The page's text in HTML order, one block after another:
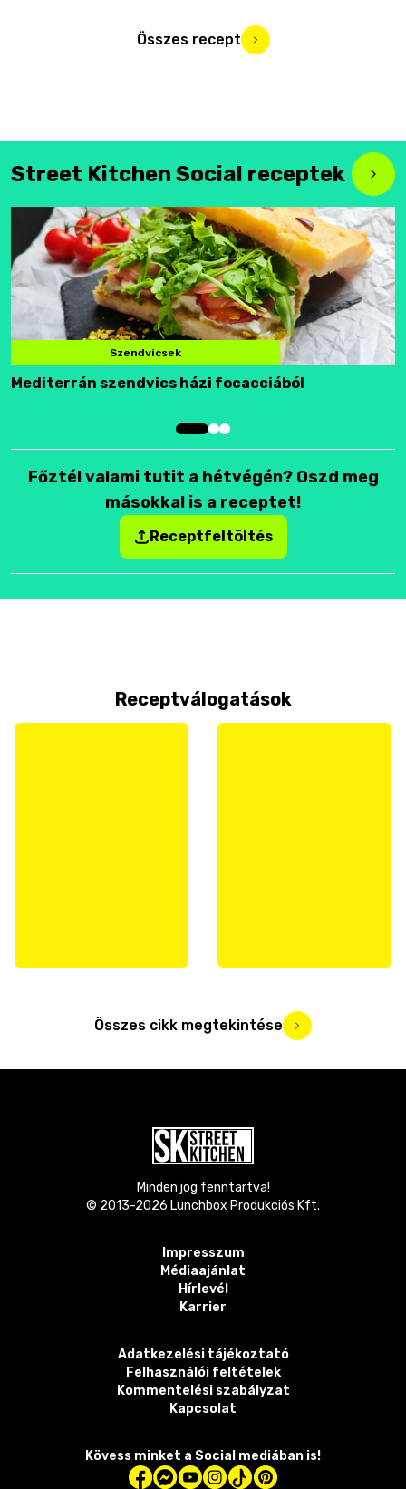
Összes recept
Street Kitchen Social receptek
Szendvicsek
Mediterrán szendvics házi focacciából
Főztél valami tutit a hétvégén? Oszd meg
másokkal is a receptet!
Receptfeltöltés
Receptválogatások
Összes cikk megtekintése
Minden jog fenntartva!
© 2013-2026 Lunchbox Produkciós Kft.
Impresszum
Médiaajánlat
Hírlevél
Karrier
Adatkezelési tájékoztató
Felhasználói feltételek
Kommentelési szabályzat
Kapcsolat
Kövess minket a Social mediában is!